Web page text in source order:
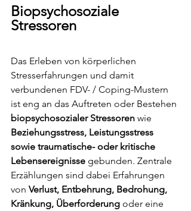
Biopsychosoziale
Stressoren
Das Erleben von körperlichen
Stresserfahrungen und damit
verbundenen FDV- / Coping-Mustern
ist eng an das Auftreten oder Bestehen
biopsychosozialer Stressoren wie
Beziehungsstress, Leistungsstress
sowie traumatische- oder kritische
Lebensereignisse gebunden. Zentrale
Erzählungen sind dabei Erfahrungen
von Verlust, Entbehrung, Bedrohung,
Kränkung, Überforderung oder eine